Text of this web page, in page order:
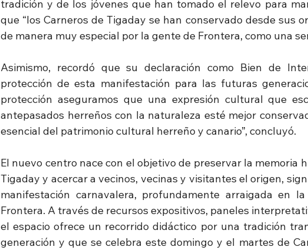
tradición y de los jóvenes que han tomado el relevo para
que “los Carneros de Tigaday se han conservado desde sus
de manera muy especial por la gente de Frontera, como una
Asimismo, recordó que su declaración como Bien de
protección de esta manifestación para las futuras
protección aseguramos que una expresión cultural que
antepasados herreños con la naturaleza esté mejor
esencial del patrimonio cultural herreño y canario”, concluyó.
El nuevo centro nace con el objetivo de preservar la memoria
Tigaday y acercar a vecinos, vecinas y visitantes el origen,
manifestación carnavalera, profundamente arraigada en
Frontera. A través de recursos expositivos, paneles
el espacio ofrece un recorrido didáctico por una tradición
generación y que se celebra este domingo y el martes de